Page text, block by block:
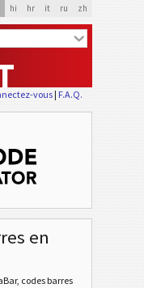
hi hr it ru zh
vous| F.A.Q.
en
codes barres